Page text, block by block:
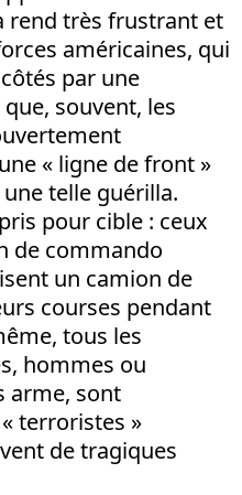
rend très frustrant et
américaines, qui
par une
souvent, les
« ligne de front »
telle guérilla.
pour cible : ceux
de commando
un camion de
courses pendant
tous les
hommes ou
arme, sont
terroristes »
de tragiques